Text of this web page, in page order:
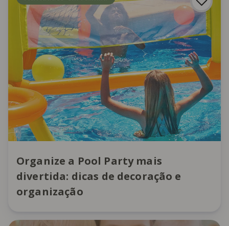
Organize a Pool Party mais
divertida: dicas de decoração e
organização